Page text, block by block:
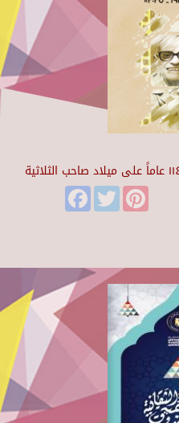
FacebookTwitter